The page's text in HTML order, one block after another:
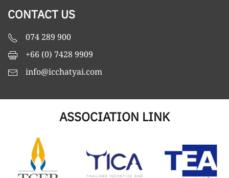
CONTACT US
074 289 900
+66 (0) 7428 9909
info@icchatyai.com
ASSOCIATION LINK